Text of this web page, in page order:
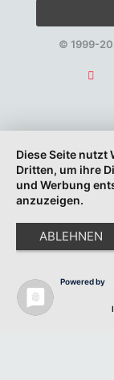
© 1999-
Diese Seite
Dritten, um ihre
und Werbung
anzuzeigen.
ABLEHNEN
Powered by